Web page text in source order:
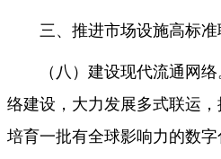
三、推进市场设施高标准
（八）建设现代流通网
络建设，大力发展多式联运
培育一批有全球影响力的数